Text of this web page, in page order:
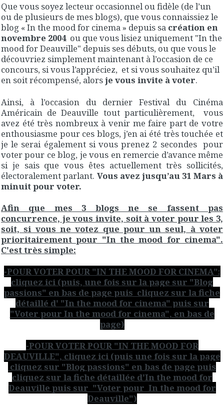
Que vous soyez lecteur occasionnel ou fidèle (de l’un
ou de plusieurs de mes blogs), que vous connaissiez le
blog « In the mood for cinema » depuis sa création en
novembre 2004ou que vous lisiez uniquement "In the
mood for Deauville" depuis ses débuts, ou que vous le
découvriez simplement maintenant à l’occasion de ce
concours, si vous l’appréciez, et si vous souhaitez qu’il
en soit récompensé, alorsje vous invite à voter.
Ainsi, à l’occasion du dernier Festival du Cinéma
Américain de Deauville tout particulièrement, vous
avez été très nombreux à venir me faire part de votre
enthousiasme pour ces blogs, j’en ai été très touchée et
je le serai également si vous prenez 2 secondes pour
voter pour ce blog, je vous en remercie d’avance même
si je sais que vous êtes actuellement très sollicités,
électoralement parlant. Vous avez jusqu’au 31 Mars à
minuit pour voter.
Afin que mes 3 blogs ne se fassent pas
concurrence, je vous invite, soit à voter pour les 3,
soit, si vous ne votez que pour un seul, à voter
prioritairement pour "In the mood for cinema".
C'est très simple:
-POUR VOTER POUR "IN THE MOOD FOR CINEMA":
cliquez ici (puis, une fois sur la page sur "Blog
passions" en bas de page puis cliquez sur la fiche
détaillé d' "In the mood for cinema" puis sur
"Voter pour In the mood for cinema", en bas de
page)
-POUR VOTER POUR "IN THE MOOD FOR
DEAUVILLE", cliquez ici (puis une fois sur la page
cliquez sur "Blog passions" en bas de page puis
cliquez sur la fiche détaillée d'In the mood for
Deauville puis sur "Voter pour In the mood for
Deauville")